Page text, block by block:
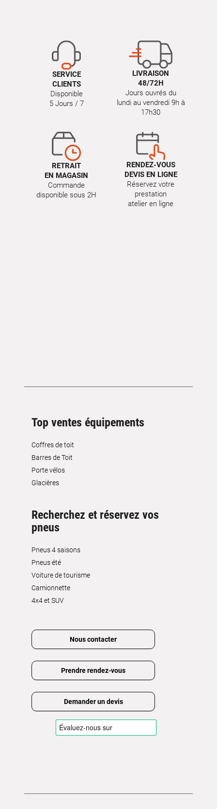
SERVICE
CLIENTS
Disponible
5 Jours / 7
LIVRAISON
48/72H
Jours ouvrés du
lundi au vendredi 9h à
17h30
RETRAIT
EN MAGASIN
Commande
disponible sous 2H
RENDEZ-VOUS
DEVIS EN LIGNE
Réservez votre
prestation
atelier en ligne
Top ventes équipements
Coffres de toit
Barres de Toit
Porte vélos
Glacières
Recherchez et réservez vos
pneus
Pneus 4 saisons
Pneus été
Voiture de tourisme
Camionnette
4x4 et SUV
Nous contacter
Prendre rendez-vous
Demander un devis